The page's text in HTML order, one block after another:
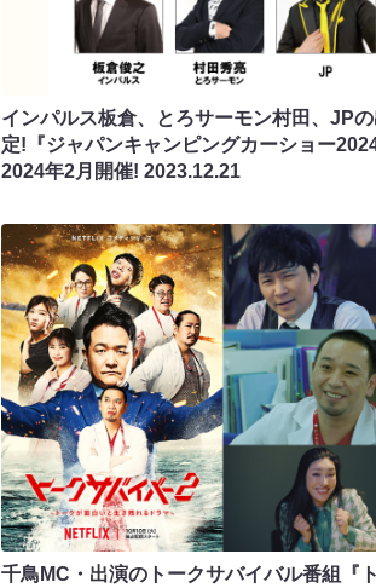
インパルス板倉、とろサーモン村田、JP
定!『ジャパンキャンピングカーショー2024
2024年2月開催!2023.12.21
千鳥MC・出演のトークサバイバル番組『